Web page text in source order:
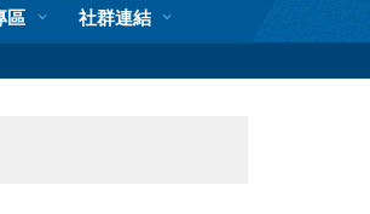
區 社群連結